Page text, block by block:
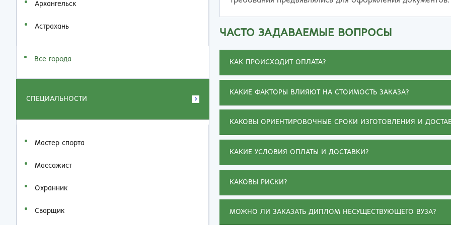
Архангельск
Астрахань
Все города
СПЕЦИАЛЬНОСТИ
Мастер спорта
Массажист
Охранник
Сварщик
ЧАСТО ЗАДАВАЕМЫЕ ВОПРОСЫ
КАК ПРОИСХОДИТ ОПЛАТА?
КАКИЕ ФАКТОРЫ ВЛИЯЮТ НА СТОИМОСТЬ ЗАКАЗА?
КАКОВЫ ОРИЕНТИРОВОЧНЫЕ СРОКИ ИЗГОТОВЛЕНИЯ И
КАКИЕ УСЛОВИЯ ОПЛАТЫ И ДОСТАВКИ?
КАКОВЫ РИСКИ?
МОЖНО ЛИ ЗАКАЗАТЬ ДИПЛОМ НЕСУЩЕСТВУЮЩЕГО ВУЗА?